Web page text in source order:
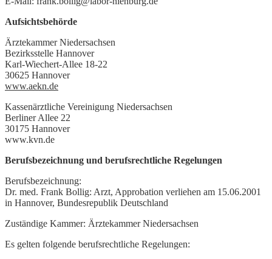
Aufsichtsbehörde
Ärztekammer Niedersachsen
Bezirksstelle Hannover
Karl-Wiechert-Allee 18-22
30625 Hannover
www.aekn.de
Kassenärztliche Vereinigung Niedersachsen
Berliner Allee 22
30175 Hannover
www.kvn.de
Berufsbezeichnung und berufsrechtliche Regelungen
Berufsbezeichnung:
Dr. med. Frank Bollig: Arzt, Approbation verliehen am 15.06.2001
in Hannover, Bundesrepublik Deutschland
Zuständige Kammer: Ärztekammer Niedersachsen
Es gelten folgende berufsrechtliche Regelungen: